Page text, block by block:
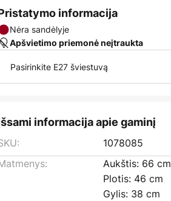
informacija
Nėra sandėlyje
Apšvietimo priemonė neįtraukta
Pasirinkite E27 šviestuvą
informacija apie gaminį
1078085
Aukštis: 66 cm
Plotis: 46 cm
Gylis: 38 cm